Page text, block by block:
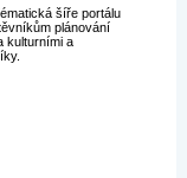
šíře portálu
plánování
kulturními a